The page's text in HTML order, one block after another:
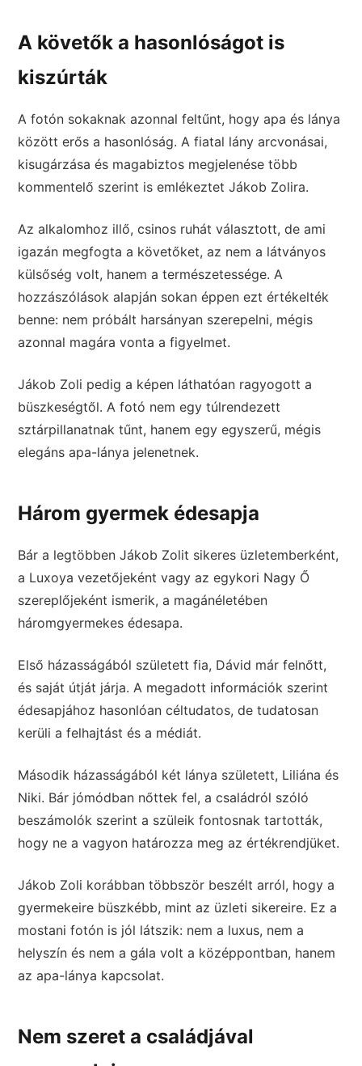
A követők a hasonlóságot is
kiszúrták
A fotón sokaknak azonnal feltűnt, hogy apa és lánya
között erős a hasonlóság. A fiatal lány arcvonásai,
kisugárzása és magabiztos megjelenése több
kommentelő szerint is emlékeztet Jákob Zolira.
Az alkalomhoz illő, csinos ruhát választott, de ami
igazán megfogta a követőket, az nem a látványos
külsőség volt, hanem a természetessége. A
hozzászólások alapján sokan éppen ezt értékelték
benne: nem próbált harsányan szerepelni, mégis
azonnal magára vonta a figyelmet.
Jákob Zoli pedig a képen láthatóan ragyogott a
büszkeségtől. A fotó nem egy túlrendezett
sztárpillanatnak tűnt, hanem egy egyszerű, mégis
elegáns apa-lánya jelenetnek.
Három gyermek édesapja
Bár a legtöbben Jákob Zolit sikeres üzletemberként,
a Luxoya vezetőjeként vagy az egykori Nagy Ő
szereplőjeként ismerik, a magánéletében
háromgyermekes édesapa.
Első házasságából született fia, Dávid már felnőtt,
és saját útját járja. A megadott információk szerint
édesapjához hasonlóan céltudatos, de tudatosan
kerüli a felhajtást és a médiát.
Második házasságából két lánya született, Liliána és
Niki. Bár jómódban nőttek fel, a családról szóló
beszámolók szerint a szüleik fontosnak tartották,
hogy ne a vagyon határozza meg az értékrendjüket.
Jákob Zoli korábban többször beszélt arról, hogy a
gyermekeire büszkébb, mint az üzleti sikereire. Ez a
mostani fotón is jól látszik: nem a luxus, nem a
helyszín és nem a gála volt a középpontban, hanem
az apa-lánya kapcsolat.
Nem szeret a családjával